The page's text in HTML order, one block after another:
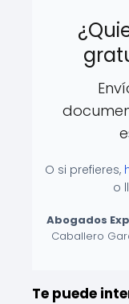
O si prefieres,
o
Abogados
Caballero
Te puede